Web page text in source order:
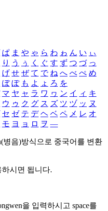
ぱ ま や ゃ ら わ ゎ ん い ぃ
り う ぅ く ぐ す ず つ づ っ
げ せ ぜ て で ね へ べ ぺ め
ぼ ぽ も よ ょ ろ を
マ ヤ ャ ラ ワ ヮ ン イ ィ キ
ウ ゥ ク グ ス ズ ツ ヅ ッ ヌ
セ ゼ テ デ ヘ ベ ペ メ レ オ
モ ヨ ョ ロ ヲ ―
병음)방식으로 중국어를 변환
시면 됩니다.
을 입력하시고 space를